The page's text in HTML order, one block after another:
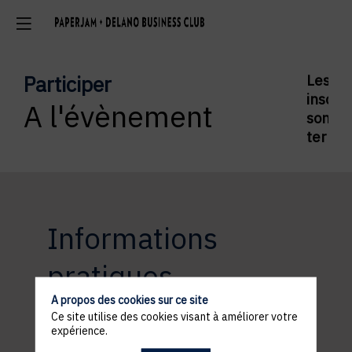
Participer
A l'évènement
Les
sont
Informations
pratiques
ACCÈS ET STATIONNEMENT
A propos des cookies sur ce site
Ce site utilise des cookies visant à améliorer votre
expérience.